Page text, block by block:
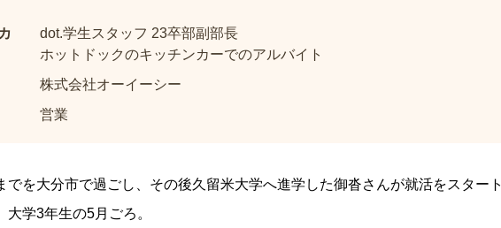
dot.学生スタッフ 23卒部副部長
ホットドックのキッチンカーでのアルバイト
株式会社オーイーシー
営業
でを大分市で過ごし、その後久留米大学へ進学した御沓さんが就活をスタート
大学3年生の5月ごろ。